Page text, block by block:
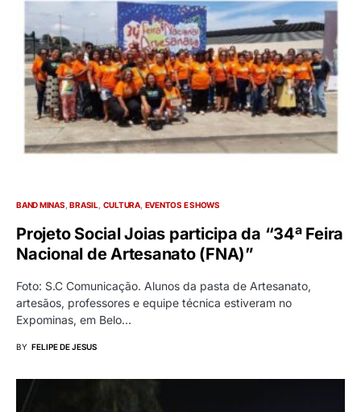
BAND MINAS BRASIL CULTURA EVENTOS E SHOWS
Projeto Social Joias participa da “34ª Feira
Nacional de Artesanato (FNA)”
Foto: S.C Comunicação. Alunos da pasta de Artesanato,
artesãos, professores e equipe técnica estiveram no
Expominas, em Belo…
BY FELIPE DE JESUS